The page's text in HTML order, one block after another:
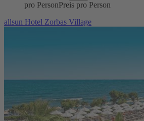
pro PersonPreis pro Person
allsun Hotel Zorbas Village